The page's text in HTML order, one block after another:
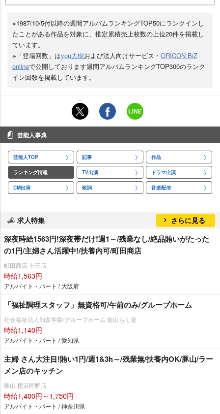
※1987/10/5付以降の週間アルバムランキングTOP50にランクインし
たことがある作品を対象に、推定累積売上枚数の上位20件を掲載し
ています。
※「登場回数」はyou大樹および法人向けサービス・ ORICON BiZ
onlineで公開しております週間アルバムランキングTOP300のランク
イン回数を掲載しています。
芸能人事典
芸能人TOP 記事 作品
ランキング情報 TV出演 ドラマ出演
CM出演 歌詞 音楽配信
求人特集 さらに見る
深夜時給1563円!深夜帯だけ!週1～/残業なし/絶品賄いがたった
の1円/主婦さん活躍中!/扶養内可/町田商店
町田商店 十三店
時給1,563円
アルバイト・パート / 大阪府
「福祉調理スタッフ」無資格可/午前のみ/グループホーム
社会福祉法人知多学園/グループホーム 前山らく楽
時給1,140円
アルバイト・パート / 愛知県
主婦 さん大注目!賄い1円/週1&3h～/残業無/扶養内OK/豚山/ラー
メン店のキッチン
豚山 横浜岡野店
時給1,400円～1,750円
アルバイト・パート / 神奈川県